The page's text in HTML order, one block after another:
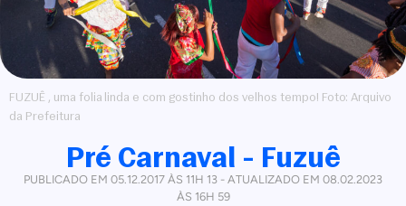
FUZUÊ , uma folia linda e com gostinho dos velhos tempo! Foto: Arquivo
da Prefeitura
Pré Carnaval - Fuzuê
PUBLICADO EM 05.12.2017 ÀS 11H 13 - ATUALIZADO EM 08.02.2023
ÀS 16H 59